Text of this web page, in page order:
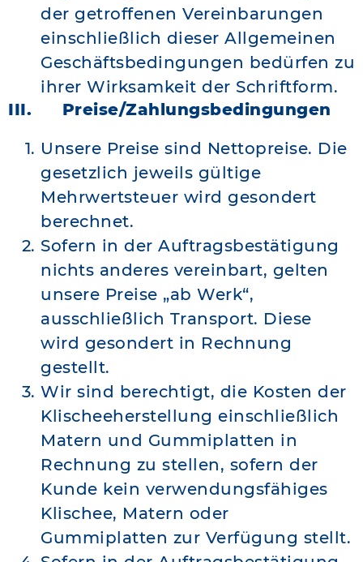
der getroffenen Vereinbarungen
einschließlich dieser Allgemeinen
Geschäftsbedingungen bedürfen zu
ihrer Wirksamkeit der Schriftform.
III. Preise/Zahlungsbedingungen
Unsere Preise sind Nettopreise. Die
gesetzlich jeweils gültige
Mehrwertsteuer wird gesondert
berechnet.
Sofern in der Auftragsbestätigung
nichts anderes vereinbart, gelten
unsere Preise „ab Werk“,
ausschließlich Transport. Diese
wird gesondert in Rechnung
gestellt.
Wir sind berechtigt, die Kosten der
Klischeeherstellung einschließlich
Matern und Gummiplatten in
Rechnung zu stellen, sofern der
Kunde kein verwendungsfähiges
Klischee, Matern oder
Gummiplatten zur Verfügung stellt.